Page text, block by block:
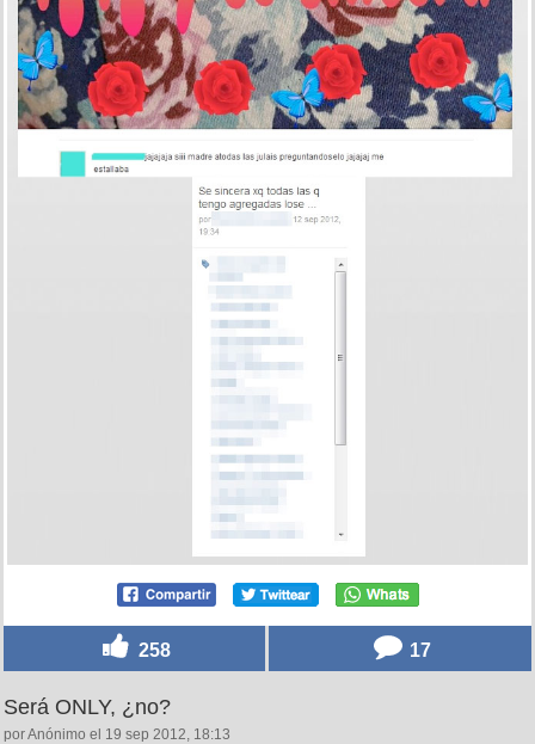
258 17
Será ONLY, ¿no?
por Anónimo el 19 sep 2012, 18:13